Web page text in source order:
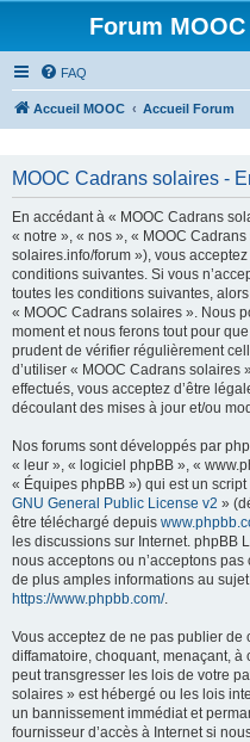
Forum
FAQ
Accueil MOOC Accueil Forum
MOOC Cadrans solaires -
En accédant à « MOOC Cadrans
« notre », « nos », « MOOC
solaires.info/forum »), vous
conditions suivantes. Si vous
toutes les conditions suivantes,
« MOOC Cadrans solaires ». Nous
moment et nous ferons tout pour
prudent de vérifier régulièrement
d’utiliser « MOOC Cadrans solaires
effectués, vous acceptez d’être
découlant des mises à jour et/ou
Nos forums sont développés par
« leur », « logiciel phpBB », «
« Équipes phpBB ») qui est un
GNU General Public License v2 »
être téléchargé depuis
les discussions sur Internet. phpBB
nous acceptons ou n’acceptons
de plus amples informations au
https://www.phpbb.com/.
Vous acceptez de ne pas publier
diffamatoire, choquant, menaçant,
peut transgresser les lois de votre
solaires » est hébergé ou les lois
un bannissement immédiat et
fournisseur d’accès à Internet si